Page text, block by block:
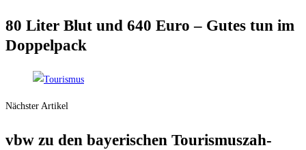
80 Liter Blut und 640 Euro – Gutes tun im
Doppelpack
Nächster Artikel
vbw zu den baye­ri­schen Tou­ris­mus­zah­